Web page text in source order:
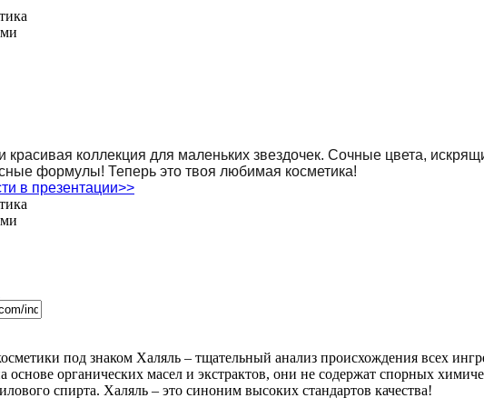
красивая коллекция для маленьких звездочек. Сочные цвета,
формулы! Теперь это твоя любимая косметика!
в презентации>>
под знаком Халяль – тщательный анализ происхождения всех
основе органических масел и экстрактов, они не содержат спорных
спирта. Халяль – это синоним высоких стандартов качества!